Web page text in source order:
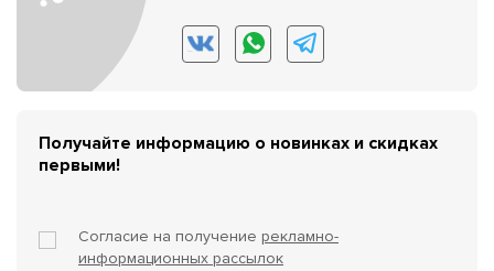
Получайте информацию о новинках и скидках
первыми!
Согласие на получение рекламно-
информационных рассылок